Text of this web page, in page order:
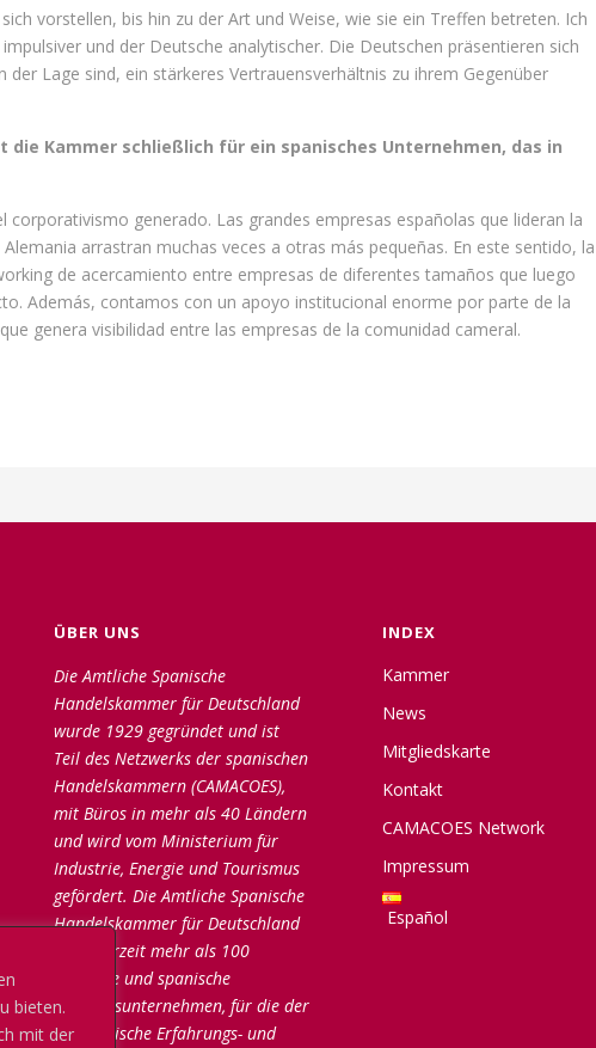
bieten.
mit der
vorstellen, bis hin zu der Art und Weise, wie sie ein Treffen betreten. Ich
und der Deutsche analytischer. Die Deutschen präsentieren sich
der Lage sind, ein stärkeres Vertrauensverhältnis zu ihrem Gegenüber
die Kammer schließlich für ein spanisches Unternehmen, das in
corporativismo generado. Las grandes empresas españolas que lideran la
arrastran muchas veces a otras más pequeñas. En este sentido, la
de acercamiento entre empresas de diferentes tamaños que luego
Además, contamos con un apoyo institucional enorme por parte de la
genera visibilidad entre las empresas de la comunidad cameral.
ÜBER UNS
Die Amtliche Spanische
Handelskammer für Deutschland
wurde 1929 gegründet und ist
Teil des Netzwerks der spanischen
Handelskammern (CAMACOES),
mit Büros in mehr als 40 Ländern
und wird vom Ministerium für
Industrie, Energie und Tourismus
gefördert. Die Amtliche Spanische
Handelskammer für Deutschland
zählt zurzeit mehr als 100
deutsche und spanische
Mitgliedsunternehmen, für die der
ökonomische Erfahrungs- und
INDEX
Kammer
News
Mitgliedskarte
Kontakt
CAMACOES Network
Impressum
Español